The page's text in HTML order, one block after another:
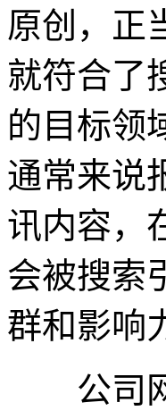
原创，正
就符合了
的目标领
通常来说
讯内容，
会被搜索
群和影响
公司网